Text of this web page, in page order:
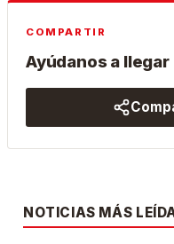
COMPARTIR
Ayúdanos a
NOTICIAS MÁS